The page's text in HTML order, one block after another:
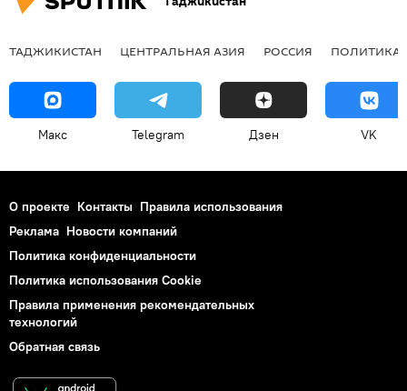
ТАДЖИКИСТАН ЦЕНТРАЛЬНАЯ АЗИЯ РОССИЯ ПОЛИТИКА
Макс Telegram Дзен VK
О проекте Контакты Правила использования
Реклама Новости компаний
Политика конфиденциальности
Политика использования Cookie
Правила применения рекомендательных
технологий
Обратная связь